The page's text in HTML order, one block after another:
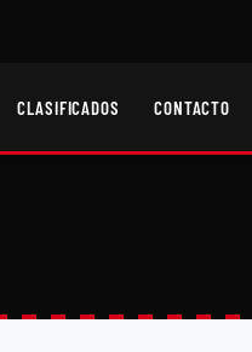
CLASIFICADOS CONTACTO